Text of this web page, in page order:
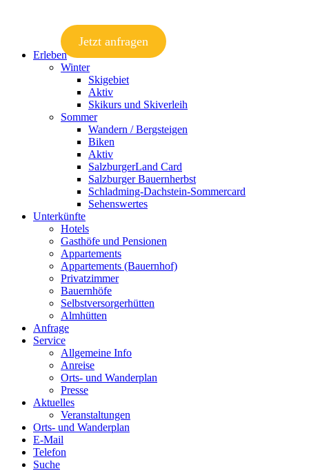
Jetzt anfragen
Erleben
Winter
Skigebiet
Aktiv
Skikurs und Skiverleih
Sommer
Wandern / Bergsteigen
Biken
Aktiv
SalzburgerLand Card
Salzburger Bauernherbst
Schladming-Dachstein-Sommercard
Sehenswertes
Unterkünfte
Hotels
Gasthöfe und Pensionen
Appartements
Appartements (Bauernhof)
Privatzimmer
Bauernhöfe
Selbstversorgerhütten
Almhütten
Anfrage
Service
Allgemeine Info
Anreise
Orts- und Wanderplan
Presse
Aktuelles
Veranstaltungen
Orts- und Wanderplan
E-Mail
Telefon
Suche